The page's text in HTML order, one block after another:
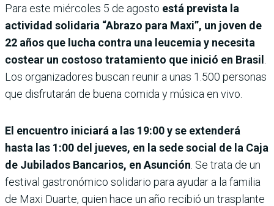
Para este miércoles 5 de agosto está prevista la
actividad solidaria “Abrazo para Maxi”, un joven de
22 años que lucha contra una leucemia y necesita
costear un costoso tratamiento que inició en Brasil
Los organizadores buscan reunir a unas 1.500 personas
que disfrutarán de buena comida y música en vivo.
El encuentro iniciará a las 19:00 y se extenderá
hasta las 1:00 del jueves, en la sede social de la Caja
de Jubilados Bancarios, en Asunción . Se trata de un
festival gastronómico solidario para ayudar a la familia
de Maxi Duarte, quien hace un año recibió un trasplante